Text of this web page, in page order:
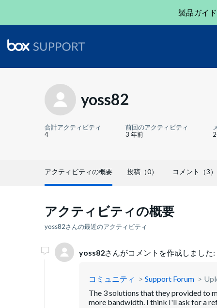
製品ガイ
yoss82
合計アクティビティ
4
前回のアクティビティ
3 年前
アクティビティの概要 投稿（0） コメント（3）
アクティビティの概要
yoss82さんの最近のアクティビティ
yoss82さんがコメントを作成しました:
コミュニティ Support Forum
The 3 solutions that they provided to
more bandwidth. I think I'll ask for a